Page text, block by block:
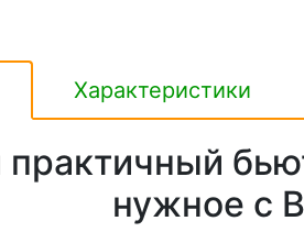
Характеристики
нужное с